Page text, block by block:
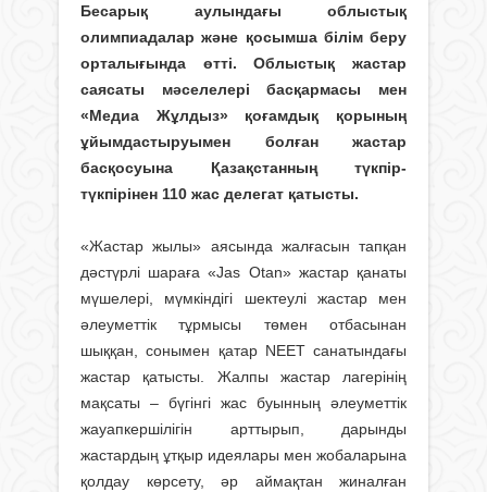
Бесарық аулындағы облыстық
олимпиадалар және қосымша білім беру
орталығында өтті. Облыстық жастар
саясаты мәселелері басқармасы мен
«Медиа Жұлдыз» қоғамдық қорының
ұйымдастыруымен болған жастар
басқосуына Қазақстанның түкпір-
түкпірінен 110 жас делегат қатысты.
«Жастар жылы» аясында жалғасын тапқан
дәстүрлі шараға «Jas Otan» жастар қанаты
мүшелері, мүмкіндігі шектеулі жастар мен
әлеуметтік тұрмысы төмен отбасынан
шыққан, сонымен қатар NEET санатындағы
жастар қатысты. Жалпы жастар лагерінің
мақсаты – бүгінгі жас буынның әлеуметтік
жауапкершілігін арттырып, дарынды
жастардың ұтқыр идеялары мен жобаларына
қолдау көрсету, әр аймақтан жиналған